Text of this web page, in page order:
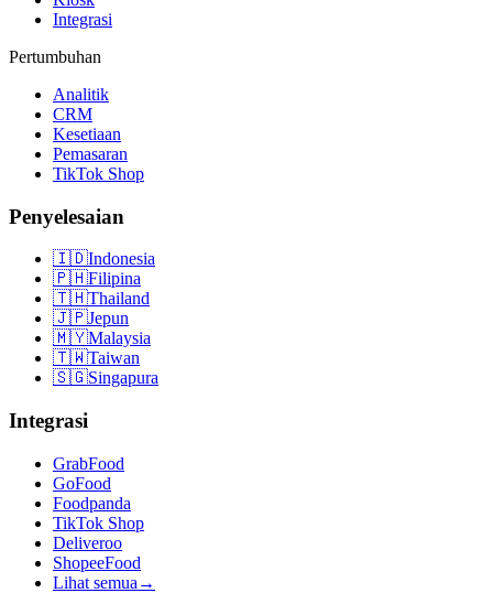
Integrasi
Pertumbuhan
Analitik
CRM
Kesetiaan
Pemasaran
TikTok Shop
Penyelesaian
🇮🇩Indonesia
🇵🇭Filipina
🇹🇭Thailand
🇯🇵Jepun
🇲🇾Malaysia
🇹🇼Taiwan
🇸🇬Singapura
Integrasi
GrabFood
GoFood
Foodpanda
TikTok Shop
Deliveroo
ShopeeFood
Lihat semua →